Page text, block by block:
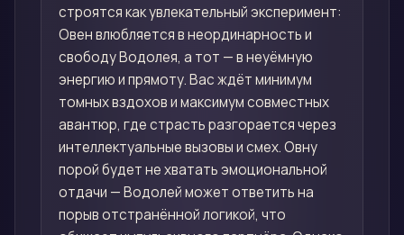
строятся как увлекательный эксперимент:
Овен влюбляется в неординарность и
свободу Водолея, а тот — в неуёмную
энергию и прямоту. Вас ждёт минимум
томных вздохов и максимум совместных
авантюр, где страсть разгорается через
интеллектуальные вызовы и смех. Овну
порой будет не хватать эмоциональной
отдачи — Водолей может ответить на
порыв отстранённой логикой, что